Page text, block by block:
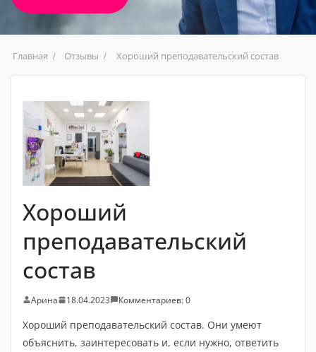
Главная Отзывы Хороший преподавательский состав
Хороший
преподавательский
состав
Арина 18.04.2023 Комментариев: 0
Хороший преподавательский состав. Они умеют
объяснить, заинтересовать и, если нужно, ответить